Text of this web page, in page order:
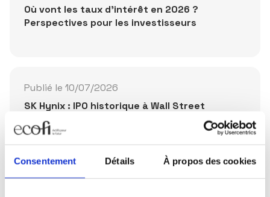
Consentement Détails À propos des cookies
Où vont les taux d'intérêt en 2026 ?
Perspectives pour les investisseurs
Publié le 10/07/2026
SK Hynix : IPO historique à Wall Street